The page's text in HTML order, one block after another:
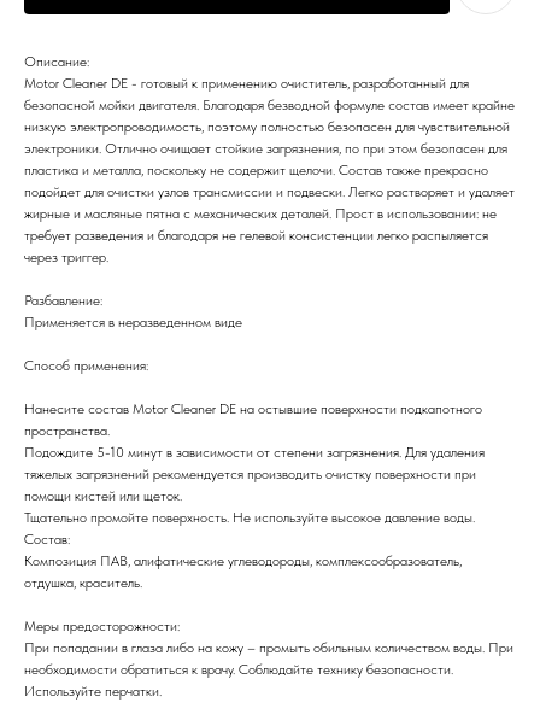
Описание:
Motor Cleaner DE - готовый к применению очиститель, разработанный для
безопасной мойки двигателя. Благодаря безводной формуле состав имеет крайне
низкую электропроводимость, поэтому полностью безопасен для чувствительной
электроники. Отлично очищает стойкие загрязнения, по при этом безопасен для
пластика и металла, поскольку не содержит щелочи. Состав также прекрасно
подойдет для очистки узлов трансмиссии и подвески. Легко растворяет и удаляет
жирные и масляные пятна с механических деталей. Прост в использовании: не
требует разведения и благодаря не гелевой консистенции легко распыляется
через триггер.
Разбавление:
Применяется в неразведенном виде
Способ применения:
Нанесите состав Motor Cleaner DE на остывшие поверхности подкапотного
пространства.
Подождите 5-10 минут в зависимости от степени загрязнения. Для удаления
тяжелых загрязнений рекомендуется производить очистку поверхности при
помощи кистей или щеток.
Тщательно промойте поверхность. Не используйте высокое давление воды.
Состав:
Композиция ПАВ, алифатические углеводороды, комплексообразователь,
отдушка, краситель.
Меры предосторожности:
При попадании в глаза либо на кожу – промыть обильным количеством воды. При
необходимости обратиться к врачу. Соблюдайте технику безопасности.
Используйте перчатки.